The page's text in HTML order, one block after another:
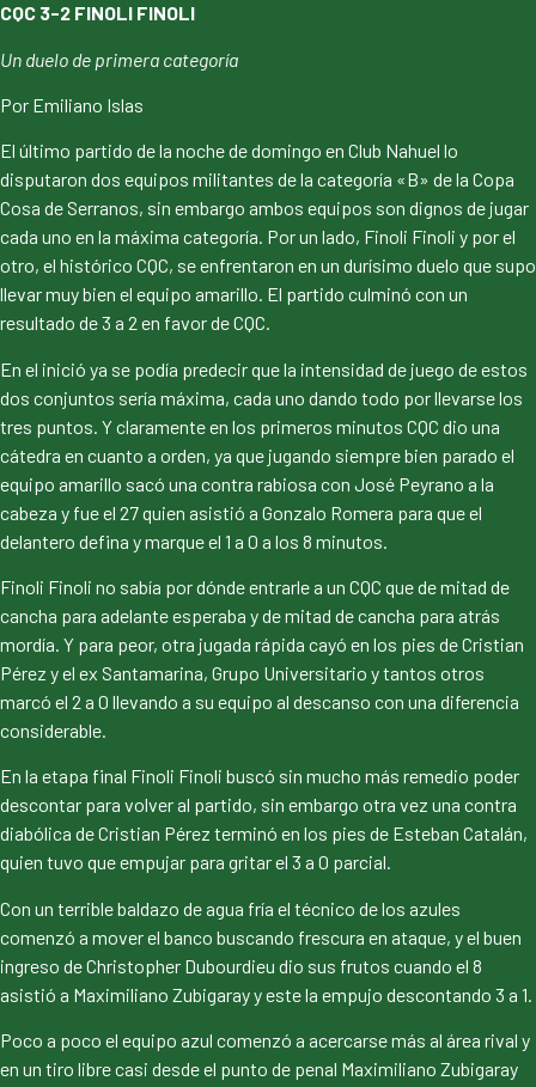
CQC 3-2 FINOLI FINOLI
Un duelo de primera categoría
Por Emiliano Islas
El último partido de la noche de domingo en Club Nahuel lo
disputaron dos equipos militantes de la categoría «B» de la Copa
Cosa de Serranos, sin embargo ambos equipos son dignos de jugar
cada uno en la máxima categoría. Por un lado, Finoli Finoli y por el
otro, el histórico CQC, se enfrentaron en un durísimo duelo que supo
llevar muy bien el equipo amarillo. El partido culminó con un
resultado de 3 a 2 en favor de CQC.
En el inició ya se podía predecir que la intensidad de juego de estos
dos conjuntos sería máxima, cada uno dando todo por llevarse los
tres puntos. Y claramente en los primeros minutos CQC dio una
cátedra en cuanto a orden, ya que jugando siempre bien parado el
equipo amarillo sacó una contra rabiosa con José Peyrano a la
cabeza y fue el 27 quien asistió a Gonzalo Romera para que el
delantero defina y marque el 1 a 0 a los 8 minutos.
Finoli Finoli no sabía por dónde entrarle a un CQC que de mitad de
cancha para adelante esperaba y de mitad de cancha para atrás
mordía. Y para peor, otra jugada rápida cayó en los pies de Cristian
Pérez y el ex Santamarina, Grupo Universitario y tantos otros
marcó el 2 a 0 llevando a su equipo al descanso con una diferencia
considerable.
En la etapa final Finoli Finoli buscó sin mucho más remedio poder
descontar para volver al partido, sin embargo otra vez una contra
diabólica de Cristian Pérez terminó en los pies de Esteban Catalán,
quien tuvo que empujar para gritar el 3 a 0 parcial.
Con un terrible baldazo de agua fría el técnico de los azules
comenzó a mover el banco buscando frescura en ataque, y el buen
ingreso de Christopher Dubourdieu dio sus frutos cuando el 8
asistió a Maximiliano Zubigaray y este la empujo descontando 3 a 1.
Poco a poco el equipo azul comenzó a acercarse más al área rival y
en un tiro libre casi desde el punto de penal Maximiliano Zubigaray